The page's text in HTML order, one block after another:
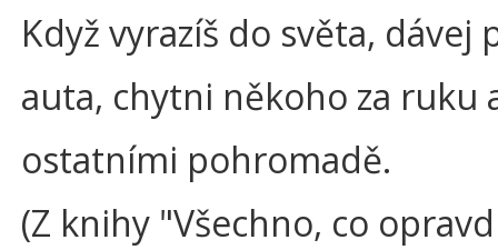
Když vyrazíš do světa, dávej
auta, chytni někoho za ruku
ostatními pohromadě.
(Z knihy "Všechno, co